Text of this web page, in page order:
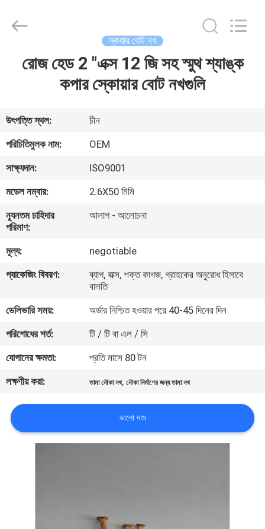
বাড়ি
আমাদের
সম্পর্কে
কারখানা
ভ্রমণ
মান
নিয়ন্ত্রণ
যোগাযোগ
করুন
উদ্ধৃতির
আবেদন
Business
License.
স্কয়ার বোট নখ
রোজ হেড 2 "এক্স 12 জি সহ স্মুথ শ্যাঙ্ক
কপার স্কোয়ার বোট নখগুলি
উৎপত্তি স্থল:
চীন
পরিচিতিমুলক নাম:
OEM
সাক্ষ্যদান:
ISO9001
মডেল নম্বার:
2.6X50 মিমি
ন্যূনতম চাহিদার
পরিমাণ:
আলাপ - আলোচনা
মূল্য:
negotiable
প্যাকেজিং বিবরণ:
ব্যাগ, বাক্স, শক্ত কাগজ, গ্রাহকের অনুরোধ হিসাবে
বালতি
ডেলিভারি সময়:
অর্ডার নিশ্চিত হওয়ার পরে 40-45 দিনের দিন
পরিশোধের শর্ত:
টি / টি বা এল / সি
যোগানের ক্ষমতা:
প্রতি মাসে 80 টন
লক্ষণীয় করা:
তামা নৌকা নখ,নৌকা নির্মাণের জন্য তামা নখ
ভালো দাম